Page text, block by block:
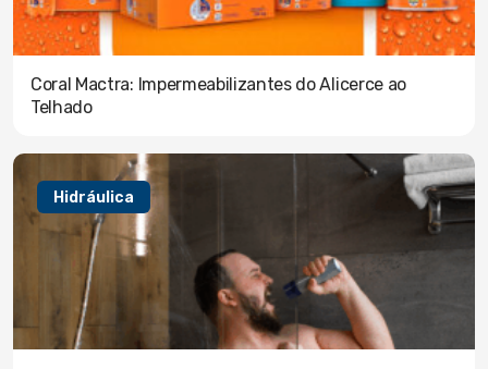
Coral Mactra: Impermeabilizantes do Alicerce ao
Telhado
Hidráulica